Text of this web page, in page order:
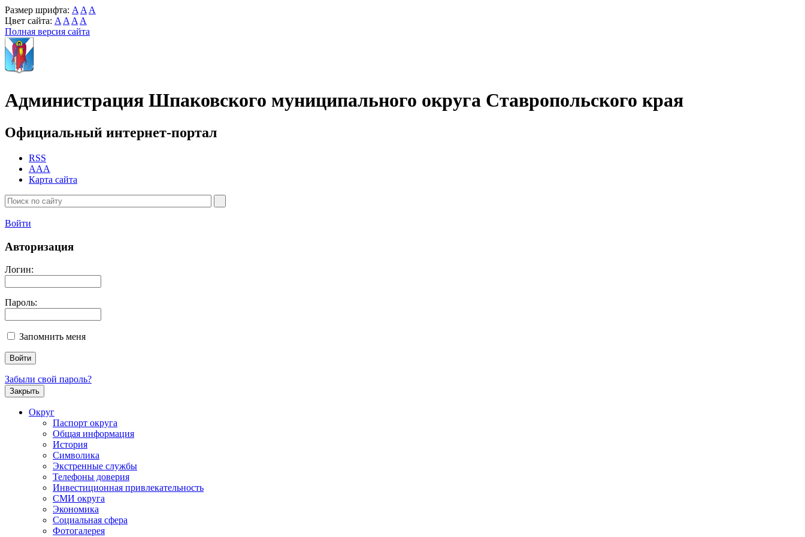
Размер шрифта: A A A
Цвет сайта: A A A A
Полная версия сайта
Администрация Шпаковского муниципального округа Ставропольского края
Официальный интернет-портал
RSS
AAA
Карта сайта
Войти
Авторизация
Логин:
Пароль:
Запомнить меня
Забыли свой пароль?
Закрыть
Округ
Паспорт округа
Общая информация
История
Символика
Экстренные службы
Телефоны доверия
Инвестиционная привлекательность
СМИ округа
Экономика
Социальная сфера
Фотогалерея